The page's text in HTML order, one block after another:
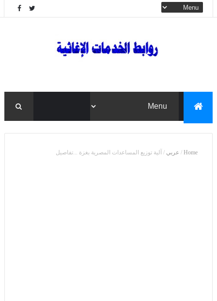
Home
/ عربي / آلية توزيع المساعدات المصرية بغزة ...تفاصيل